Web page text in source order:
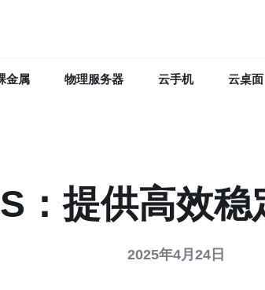
金属 物理服务器 云手机 云桌面
：提供高效
2025年4月24日